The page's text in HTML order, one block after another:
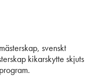
svenskt
kikarskytte skjuts